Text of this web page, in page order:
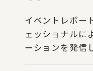
イベントレポー
ェッショナルに
ーションを発信